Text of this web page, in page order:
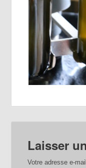
Laisser
Votre adresse e-